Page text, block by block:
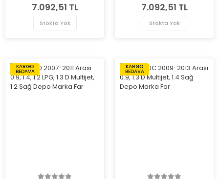
7.092,51 TL
Stokta Yok
7.092,51 TL
Stokta Yok
KARGO
BEDAVA
KARGO
BEDAVA